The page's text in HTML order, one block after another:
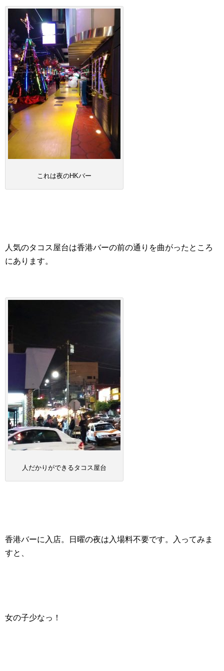
これは夜のHKバー
人気のタコス屋台は香港バーの前の通りを曲がったところ
にあります。
人だかりができるタコス屋台
香港バーに入店。日曜の夜は入場料不要です。入ってみま
すと、
女の子少なっ！